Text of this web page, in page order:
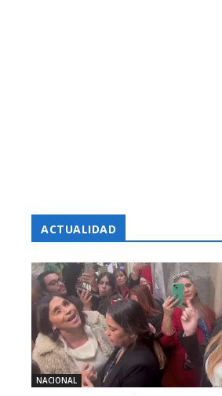
ACTUALIDAD
NACIONAL